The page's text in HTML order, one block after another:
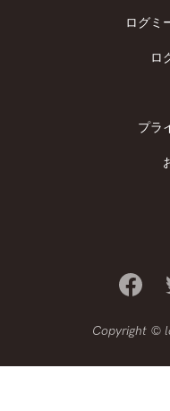
ログミ
ロ
プラ
Copyright ©